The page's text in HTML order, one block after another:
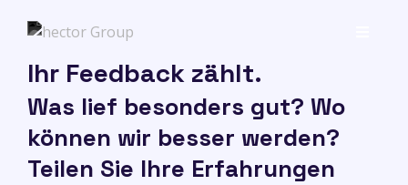
Ihr Feedback zählt.
Was lief besonders gut? Wo
können wir besser werden?
Teilen Sie Ihre Erfahrungen